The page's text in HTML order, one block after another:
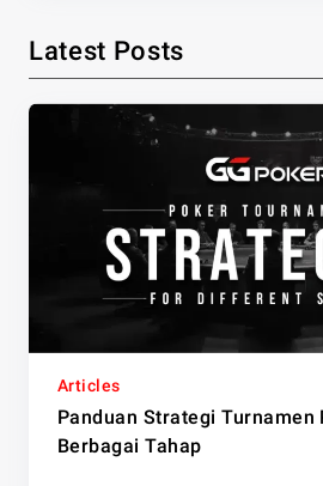
Latest Posts
Articles
Panduan Strategi Turnamen
Berbagai Tahap